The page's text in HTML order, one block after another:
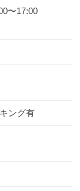
〜17:00
ング有